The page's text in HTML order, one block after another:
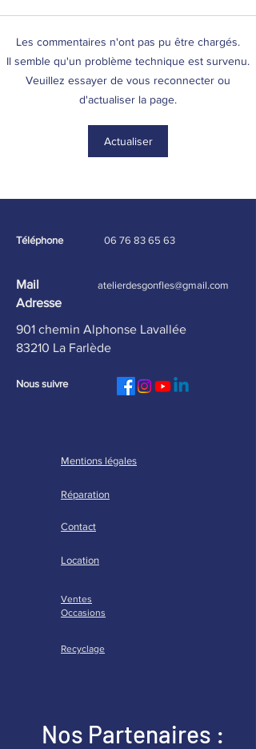
🎉 Nouveautés à la
location à L'Atelier des
Gonflés ! 🏄‍♂️🎯Notre
catalogue s'agrandit avec
3 nouveaux produits pour
profiter de l'été
les groupes
Les commentaires n'ont pas pu être chargés.
Il semble qu'un problème technique est survenu.
Veuillez essayer de vous reconnecter ou
d'actualiser la page.
Actualiser
Téléphone 06 76 83 65 63
atelierdesgonfles@gmail.com
Mail
Adresse
901 chemin Alphonse Lavallée
83210 La Farlède
Nous suivre
Mentions légales
Réparation
Contact
Location
Ventes
Occasions
Recyclage
Nos Partenaires :